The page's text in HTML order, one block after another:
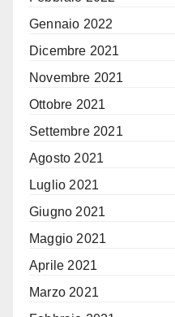
Gennaio 2022
Dicembre 2021
Novembre 2021
Ottobre 2021
Settembre 2021
Agosto 2021
Luglio 2021
Giugno 2021
Maggio 2021
Aprile 2021
Marzo 2021